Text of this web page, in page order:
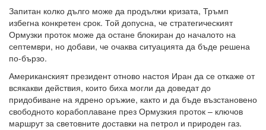
Запитан колко дълго може да продължи кризата, Тръмп
избегна конкретен срок. Той допусна, че стратегическият
Ормузки проток може да остане блокиран до началото на
септември, но добави, че очаква ситуацията да бъде решена
по-бързо.
Американският президент отново настоя Иран да се откаже от
всякакви действия, които биха могли да доведат до
придобиване на ядрено оръжие, както и да бъде възстановено
свободното корабоплаване през Ормузкия проток – ключов
маршрут за световните доставки на петрол и природен газ.